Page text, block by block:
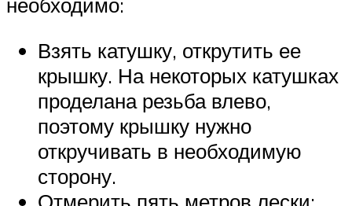
Взять катушку, открутить ее
крышку. На некоторых катушках
проделана резьба влево,
поэтому крышку нужно
откручивать в необходимую
сторону.